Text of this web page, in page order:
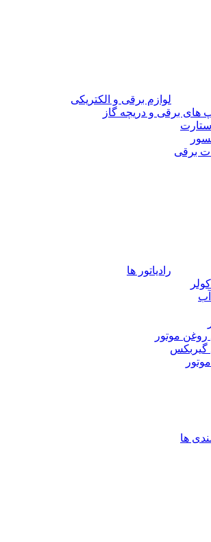
لوازم برقی و الکتریکی
های برقی و دریچه گاز
برقی
رادیاتور ها
آب
موتور
گیربکس
ها